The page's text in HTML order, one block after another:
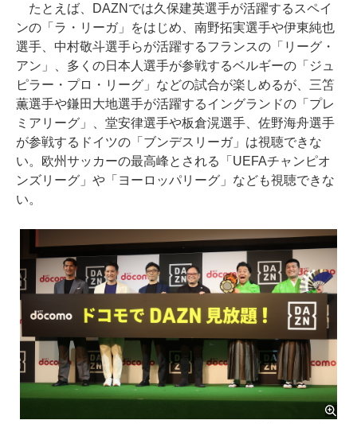
たとえば、DAZNでは久保建英選手が活躍するスペイ
ンの「ラ・リーガ」をはじめ、南野拓実選手や伊東純也
選手、中村敬斗選手らが活躍するフランスの「リーグ・
アン」、多くの日本人選手が参戦するベルギーの「ジュ
ピラー・プロ・リーグ」などの試合が楽しめるが、三笘
薫選手や鎌田大地選手が活躍するイングランドの「プレ
ミアリーグ」、堂安律選手や板倉滉選手、佐野海舟選手
が参戦するドイツの「ブンデスリーガ」は視聴できな
い。欧州サッカーの最高峰とされる「UEFAチャンピオ
ンズリーグ」や「ヨーロッパリーグ」なども視聴できな
い。